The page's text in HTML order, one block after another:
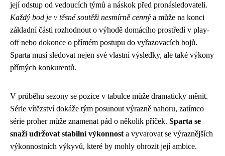
její odstup od vedoucích týmů a náskok před pronásledovateli.
Každý bod je v těsné soutěži nesmírně cenný a může na konci
základní části rozhodnout o výhodě domácího prostředí v play-
off nebo dokonce o přímém postupu do vyřazovacích bojů.
Sparta musí sledovat nejen své vlastní výsledky, ale také výkony
přímých konkurentů.
V průběhu sezony se pozice v tabulce může dramaticky měnit.
Série vítězství dokáže tým posunout výrazně nahoru, zatímco
série proher může znamenat pád o několik příček. Sparta se
snaží udržovat stabilní výkonnost a vyvarovat se výraznějších
výkonnostních výkyvů, které by mohly ohrozit její ambice.